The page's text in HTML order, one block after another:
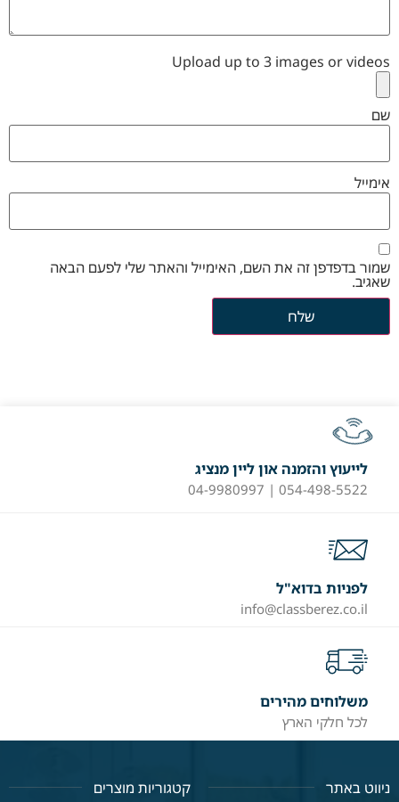
Upload up to 3 images or videos
שם
אימייל
שמור בדפדפן זה את השם, האימייל והאתר שלי לפעם הבאה
שאגיב.
לייעוץ והזמנה און ליין מנציג
054-498-5522 | 04-9980997
לפניות בדוא"ל
info@classberez.co.il
משלוחים מהירים
לכל חלקי הארץ
ניווט באתר קטגוריות מוצרים